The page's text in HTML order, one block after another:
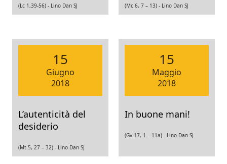
(Lc 1,39-56) - Lino Dan SJ (Mc 6, 7 – 13) - Lino Dan SJ
15
Giugno
2018
L’autenticità del
desiderio
(Mt 5, 27 – 32) - Lino Dan SJ
15
Maggio
2018
In buone mani!
(Gv 17, 1 – 11a) - Lino Dan SJ